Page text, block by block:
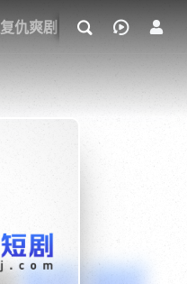
复仇爽剧 玄幻武侠 奇幻